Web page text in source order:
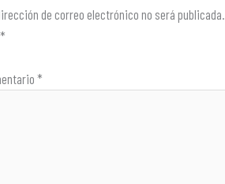
de correo electrónico no será publicada.
*
*